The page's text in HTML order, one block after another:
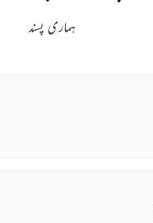
ہماری پسند